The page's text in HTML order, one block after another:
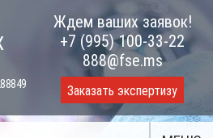
Ждем ваших заявок!
+7 (995) 100-33-22
888@fse.ms
Заказать экспертизу